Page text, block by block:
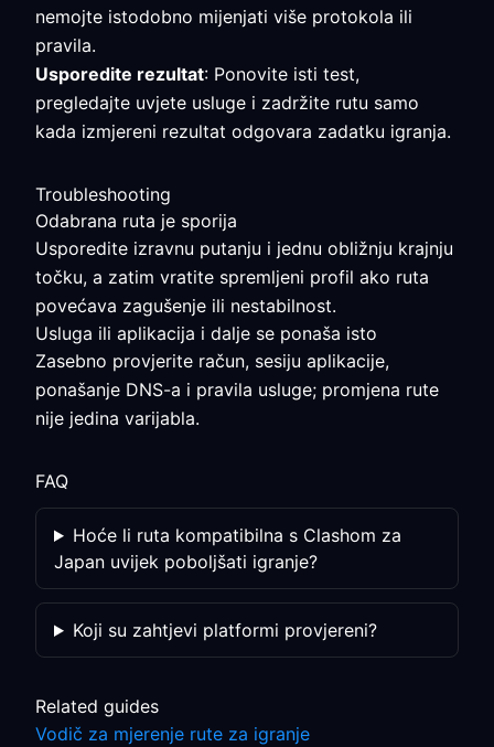
nemojte istodobno mijenjati više protokola ili
pravila.
Usporedite rezultat: Ponovite isti test,
pregledajte uvjete usluge i zadržite rutu samo
kada izmjereni rezultat odgovara zadatku igranja.
Troubleshooting
Odabrana ruta je sporija
Usporedite izravnu putanju i jednu obližnju krajnju
točku, a zatim vratite spremljeni profil ako ruta
povećava zagušenje ili nestabilnost.
Usluga ili aplikacija i dalje se ponaša isto
Zasebno provjerite račun, sesiju aplikacije,
ponašanje DNS-a i pravila usluge; promjena rute
nije jedina varijabla.
FAQ
Hoće li ruta kompatibilna s Clashom za
Japan uvijek poboljšati igranje?
Koji su zahtjevi platformi provjereni?
Related guides
Vodič za mjerenje rute za igranje